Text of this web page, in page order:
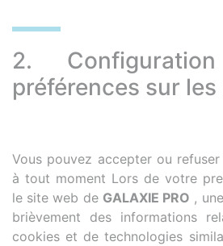
2.
préférences sur
Vous pouvez accepter ou
à tout moment Lors de votre
le site web de GALAXIE PRO ,
brièvement des informations
cookies et de technologies